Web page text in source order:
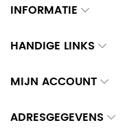
INFORMATIE
HANDIGE LINKS
MIJN ACCOUNT
ADRESGEGEVENS